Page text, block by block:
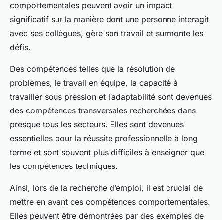
comportementales peuvent avoir un impact
significatif sur la manière dont une personne interagit
avec ses collègues, gère son travail et surmonte les
défis.
Des compétences telles que la résolution de
problèmes, le travail en équipe, la capacité à
travailler sous pression et l’adaptabilité sont devenues
des compétences transversales recherchées dans
presque tous les secteurs. Elles sont devenues
essentielles pour la réussite professionnelle à long
terme et sont souvent plus difficiles à enseigner que
les compétences techniques.
Ainsi, lors de la recherche d’emploi, il est crucial de
mettre en avant ces compétences comportementales.
Elles peuvent être démontrées par des exemples de